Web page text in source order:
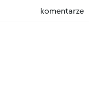
komentarze